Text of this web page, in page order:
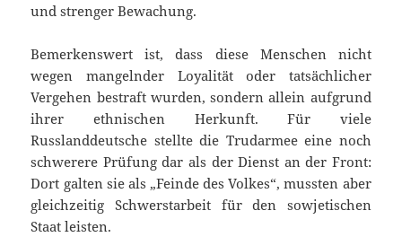
und strenger Bewachung.
Bemerkenswert ist, dass diese Menschen nicht
wegen mangelnder Loyalität oder tatsächlicher
Vergehen bestraft wurden, sondern allein aufgrund
ihrer ethnischen Herkunft. Für viele
Russlanddeutsche stellte die Trudarmee eine noch
schwerere Prüfung dar als der Dienst an der Front:
Dort galten sie als „Feinde des Volkes“, mussten aber
gleichzeitig Schwerstarbeit für den sowjetischen
Staat leisten.